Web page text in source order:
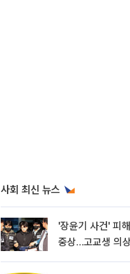
사회 최신 뉴스
'장윤기 사건' 피
중상…고교생 의